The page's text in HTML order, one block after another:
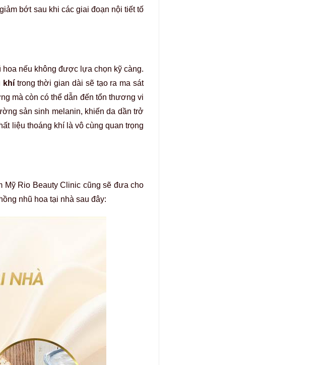
bớt sau khi các giai đoạn nội tiết tố
nếu không được lựa chọn kỹ càng.
khítrong thời gian dài sẽ tạo ra ma sát
mà còn có thể dẫn đến tổn thương vi
sản sinh melanin, khiến da dần trở
liệu thoáng khí là vô cùng quan trọng
Mỹ Rio Beauty Clinic cũng sẽ đưa cho
nhũ hoa tại nhà sau đây: